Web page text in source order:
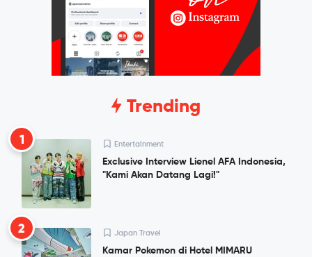
Trending
1 Entertainment
Exclusive Interview Lienel AFA Indonesia,
"Kami Akan Datang Lagi!"
2 Japan Travel
Kamar Pokemon di Hotel MIMARU